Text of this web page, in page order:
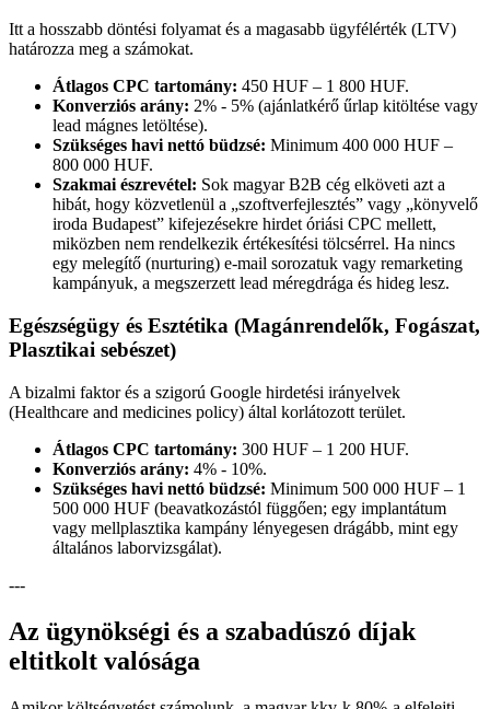
Itt a hosszabb döntési folyamat és a magasabb ügyfélérték (LTV)
határozza meg a számokat.
Átlagos CPC tartomány: 450 HUF – 1 800 HUF.
Konverziós arány: 2% - 5% (ajánlatkérő űrlap kitöltése vagy
lead mágnes letöltése).
Szükséges havi nettó büdzsé: Minimum 400 000 HUF –
800 000 HUF.
Szakmai észrevétel: Sok magyar B2B cég elköveti azt a
hibát, hogy közvetlenül a „szoftverfejlesztés” vagy „könyvelő
iroda Budapest” kifejezésekre hirdet óriási CPC mellett,
miközben nem rendelkezik értékesítési tölcsérrel. Ha nincs
egy melegítő (nurturing) e-mail sorozatuk vagy remarketing
kampányuk, a megszerzett lead méregdrága és hideg lesz.
Egészségügy és Esztétika (Magánrendelők, Fogászat,
Plasztikai sebészet)
A bizalmi faktor és a szigorú Google hirdetési irányelvek
(Healthcare and medicines policy) által korlátozott terület.
Átlagos CPC tartomány: 300 HUF – 1 200 HUF.
Konverziós arány: 4% - 10%.
Szükséges havi nettó büdzsé: Minimum 500 000 HUF – 1
500 000 HUF (beavatkozástól függően; egy implantátum
vagy mellplasztika kampány lényegesen drágább, mint egy
általános laborvizsgálat).
---
Az ügynökségi és a szabadúszó díjak
eltitkolt valósága